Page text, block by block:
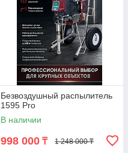
Безвоздушный распылитель
1595 Pro
В наличии
998 000 ₸ 1 248 000 ₸